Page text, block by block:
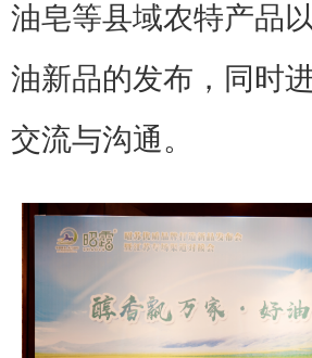
油皂等县域农特产品
油新品的发布，同时
交流与沟通。